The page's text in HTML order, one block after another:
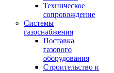
Техническое
сопровождение
Системы
газоснабжения
Поставка
газового
оборудования
Строительство и